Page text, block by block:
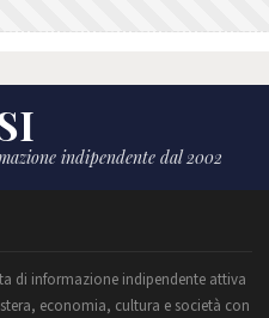
indipendente dal 2002
di informazione indipendente attiva
economia, cultura e società con